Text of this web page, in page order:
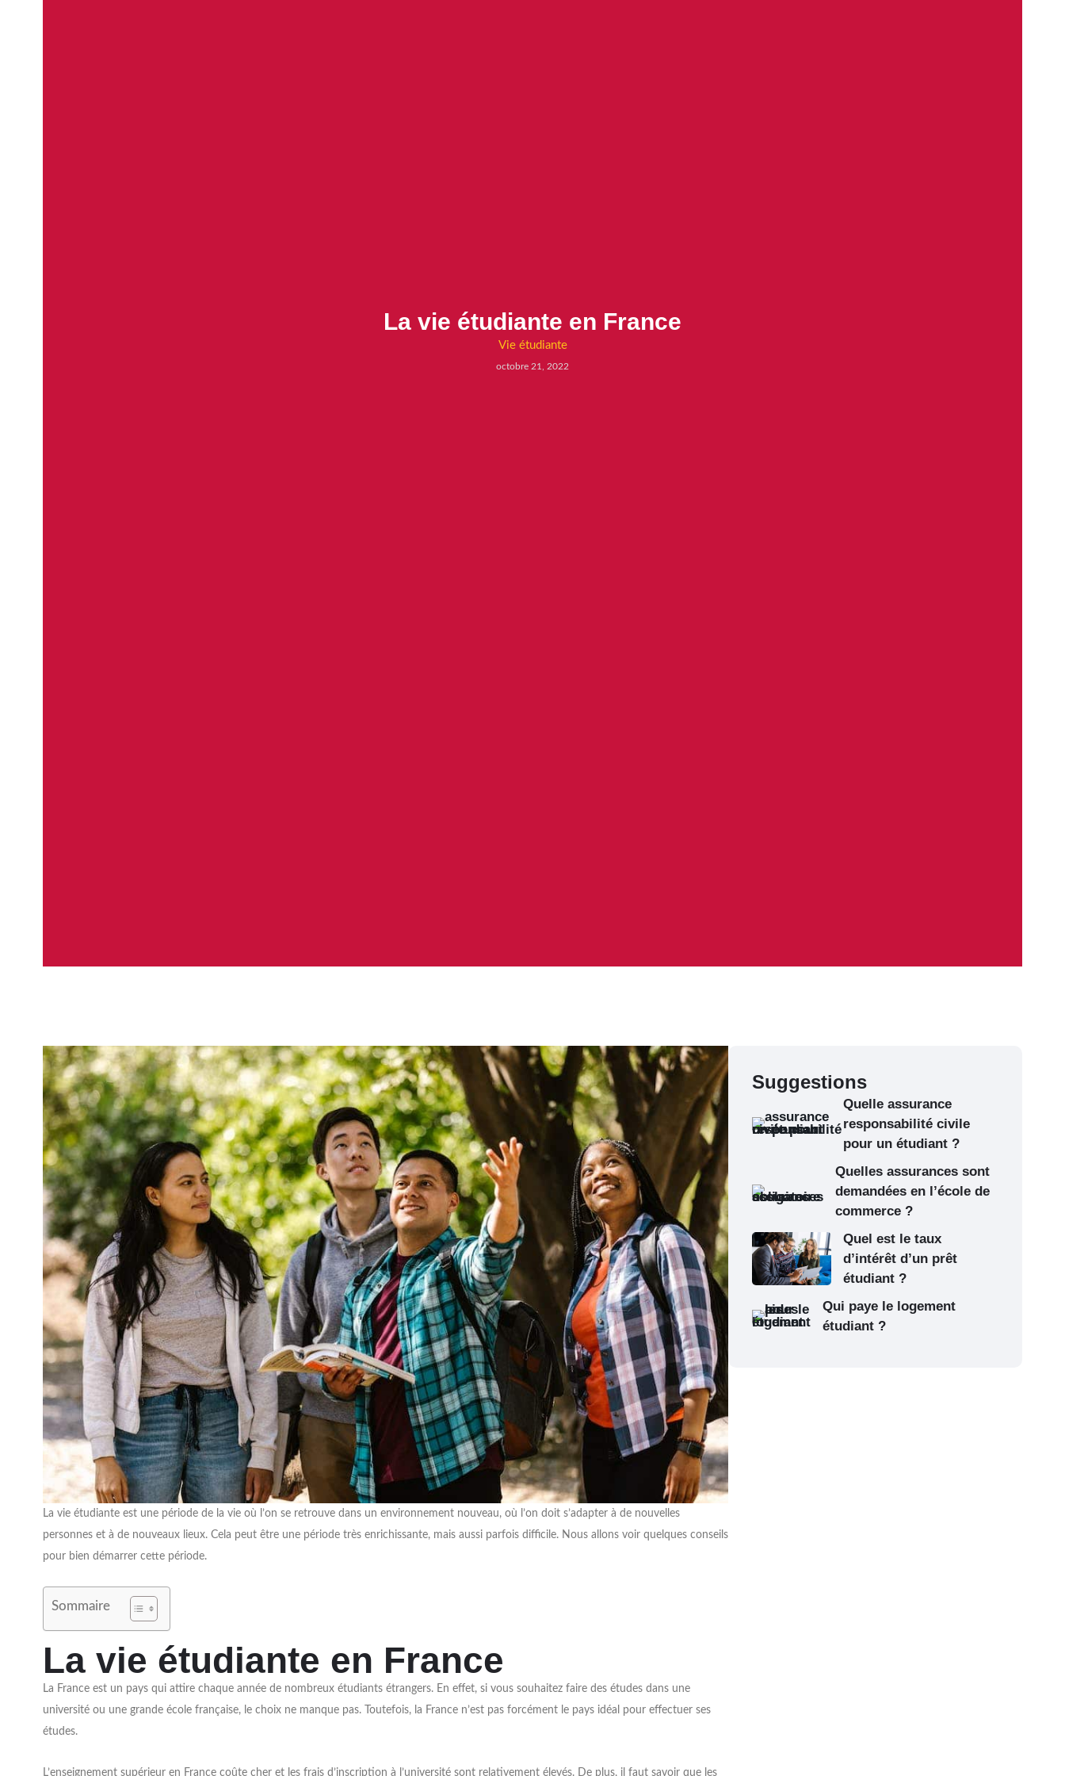
La vie étudiante en France
Vie étudiante
octobre 21, 2022
La vie étudiante est une période de la vie où l’on se retrouve dans un environnement nouveau, où l’on doit s’adapter à de nouvelles
personnes et à de nouveaux lieux. Cela peut être une période très enrichissante, mais aussi parfois difficile. Nous allons voir quelques conseils
pour bien démarrer cette période.
Sommaire
La vie étudiante en France
La France est un pays qui attire chaque année de nombreux étudiants étrangers. En effet, si vous souhaitez faire des études dans une
université ou une grande école française, le choix ne manque pas. Toutefois, la France n’est pas forcément le pays idéal pour effectuer ses
études.
L’enseignement supérieur en France coûte cher et les frais d’inscription à l’université sont relativement élevés. De plus, il faut savoir que les
Suggestions
Quelle assurance
responsabilité civile
pour un étudiant ?
Quelles assurances sont
demandées en l’école de
commerce ?
Quel est le taux
d’intérêt d’un prêt
étudiant ?
Qui paye le logement
étudiant ?